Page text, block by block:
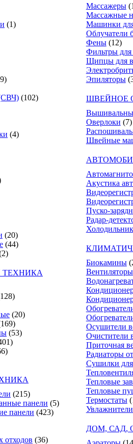
(1)
(102)
(4)
(20)
(44)
ТЕХНИКА
(20)
(53)
(215)
панели (5)
панели (423)
отходов (36)
Массажеры
Массажные
Машинки
Облучатели
Фены (12)
Фильтры
Щипцы для
Эпиляторы
ШВЕЙНОЕ
Оверлоки (7)
Швейные
Акустика
Пуско-
Радар-
Биокамины
Вентиляторы
Осушители
Очистители
Приточная
Радиаторы
Сушилки
Тепловые
Тепловые
Термостаты
ДОМ, САД,